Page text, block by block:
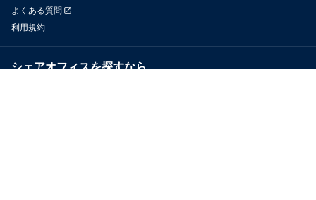
よくある質問
利用規約
シェアオフィスを探すなら